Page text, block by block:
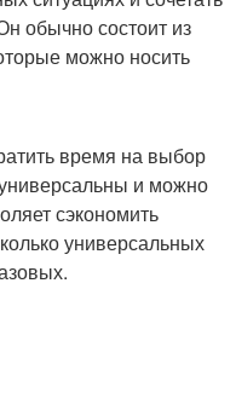
обычно состоит из
можно носить
время на выбор
и можно
сэкономить
универсальных